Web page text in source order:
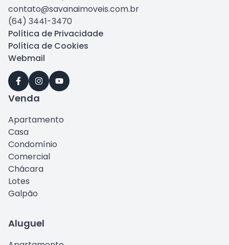
contato@savanaimoveis.com.br
(64) 3441-3470
Política de Privacidade
Política de Cookies
Webmail
Venda
Apartamento
Casa
Condomínio
Comercial
Chácara
Lotes
Galpão
Aluguel